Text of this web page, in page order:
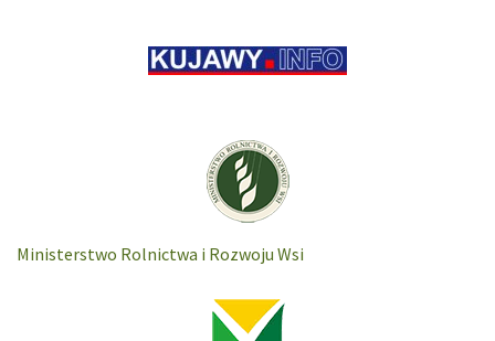
Ministerstwo Rolnictwa i Rozwoju Wsi